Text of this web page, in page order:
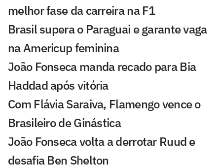
melhor fase da carreira na F1
Brasil supera o Paraguai e garante vaga
na Americup feminina
João Fonseca manda recado para Bia
Haddad após vitória
Com Flávia Saraiva, Flamengo vence o
Brasileiro de Ginástica
João Fonseca volta a derrotar Ruud e
desafia Ben Shelton